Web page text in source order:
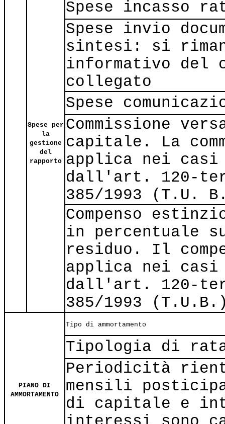
Spese per
la
gestione
del
rapporto
Spese incasso
Spese invio
sintesi: si
informativo del
collegato
Spese
Commissione
capitale. La
applica nei
dall'art. 120-
385/1993 (T.U.
Compenso
in percentuale
residuo. Il
applica nei
dall'art. 120-
385/1993
PIANO DI
AMMORTAMENTO
Tipo di ammortamento
Tipologia di
Periodicità
mensili
di capitale e